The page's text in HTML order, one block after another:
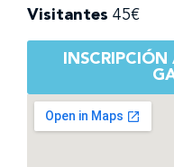
Visitantes 45€